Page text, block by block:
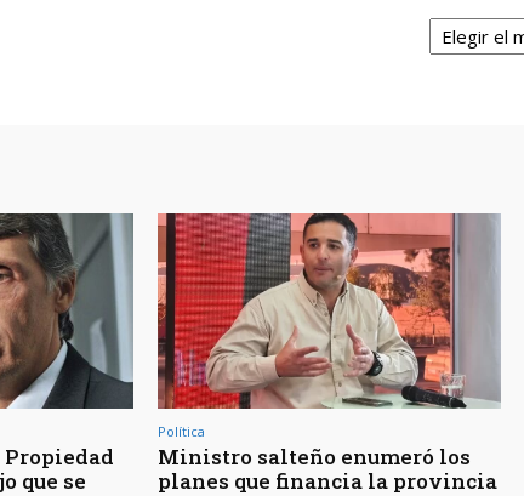
Archivos
que se
Política
Ministro salteño enumeró los
planes que financia la provincia